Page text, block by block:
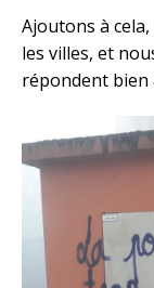
Ajoutons à
les villes, et
répondent bien